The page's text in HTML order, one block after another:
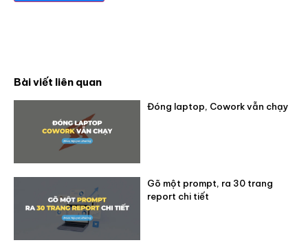
Bài viết liên quan
Đóng laptop, Cowork vẫn chạy
Gõ một prompt, ra 30 trang
report chi tiết